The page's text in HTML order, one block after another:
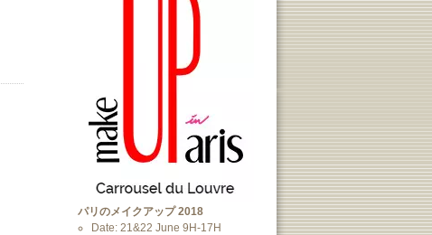
パリのメイクアップ 2018
Date: 21&22 June 9H-17H